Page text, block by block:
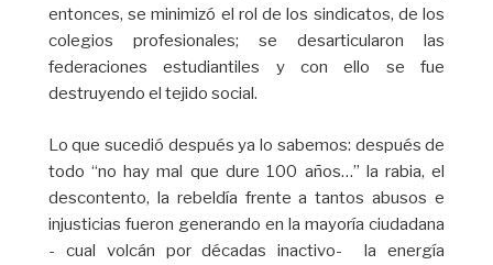
entonces, se minimizó el rol de los sindicatos, de los
colegios profesionales; se desarticularon las
federaciones estudiantiles y con ello se fue
destruyendo el tejido social.
Lo que sucedió después ya lo sabemos: después de
todo “no hay mal que dure 100 años…” la rabia, el
descontento, la rebeldía frente a tantos abusos e
injusticias fueron generando en la mayoría ciudadana
- cual volcán por décadas inactivo- la energía